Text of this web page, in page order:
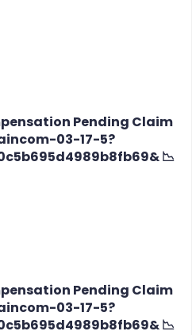
Pending Claim
03-17-5?
📉
Pending Claim
03-17-5?
📉